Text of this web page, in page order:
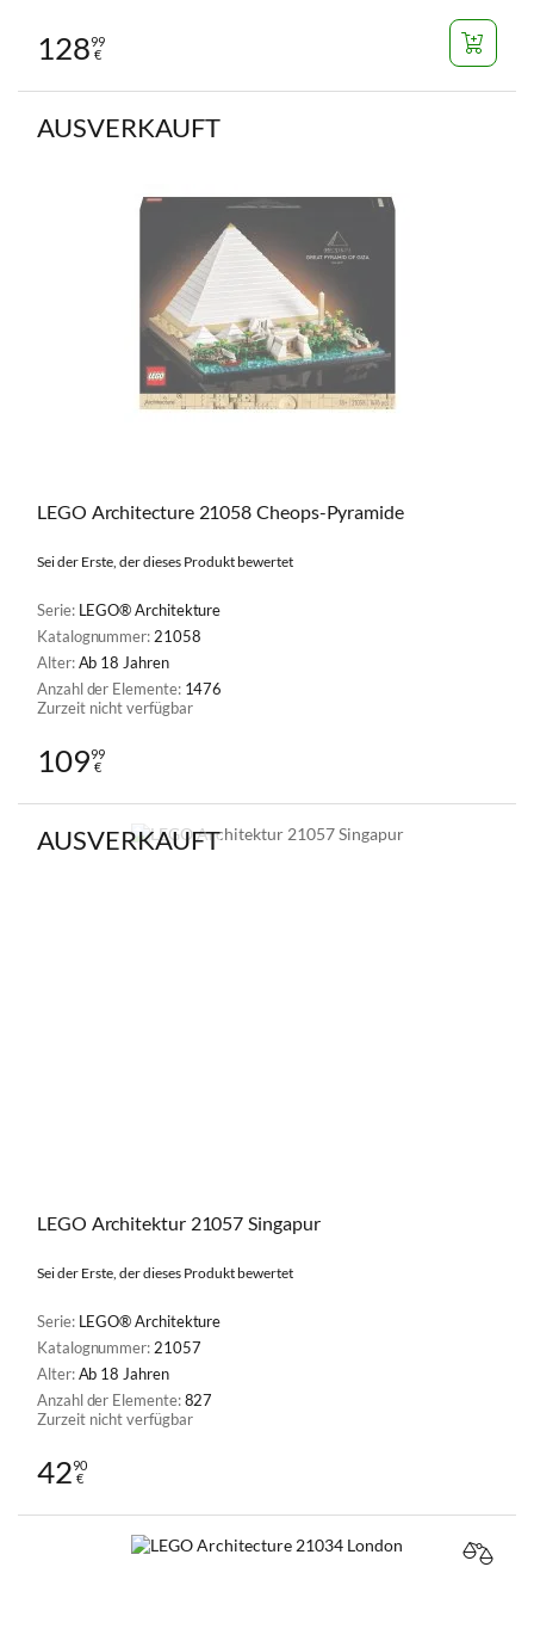
12899
€
AUSVERKAUFT
LEGO Architecture 21058 Cheops-Pyramide
Sei der Erste, der dieses Produkt bewertet
Serie: LEGO® Architekture
Katalognummer: 21058
Alter:Ab 18 Jahren
Anzahl der Elemente: 1476
Zurzeit nicht verfügbar
10999
€
AUSVERKAUFT
LEGO Architektur 21057 Singapur
Sei der Erste, der dieses Produkt bewertet
Serie: LEGO® Architekture
Katalognummer:21057
Alter:Ab 18 Jahren
Anzahl der Elemente:827
Zurzeit nicht verfügbar
4290
€